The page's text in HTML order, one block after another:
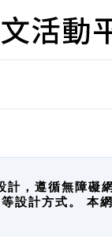
計，遵循無障
計方式。 本網